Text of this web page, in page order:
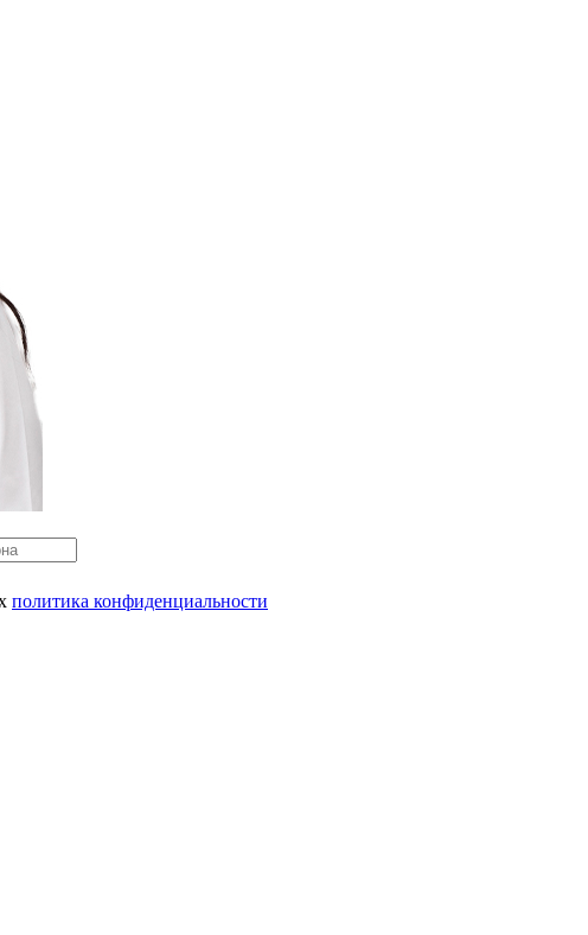
политика конфиденциальности